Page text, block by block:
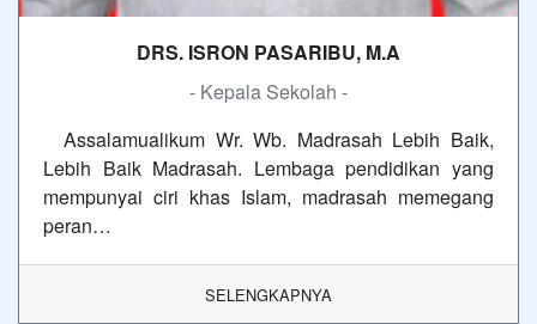
DRS. ISRON PASARIBU, M.A
- Kepala Sekolah -
Assalamualikum Wr. Wb. Madrasah Lebih Baik,
Lebih Baik Madrasah. Lembaga pendidikan yang
mempunyai ciri khas Islam, madrasah memegang
peran…
SELENGKAPNYA